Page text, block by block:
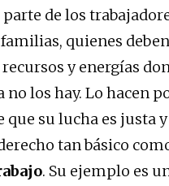
de los
quienes
y energías
no los hay. Lo hacen
que su lucha es justa
tan básico
. Su ejemplo es